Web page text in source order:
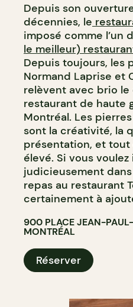
Depuis son
décennies, le
imposé comme l’un
le meilleur)
Depuis toujours, les
Normand Laprise et
relèvent avec brio
restaurant de haute
Montréal. Les
sont la créativité, la
présentation, et
élevé. Si vous
judicieusement
repas au restaurant
certainement à
900 PLACE JEAN-
MONTRÉAL
Réserver